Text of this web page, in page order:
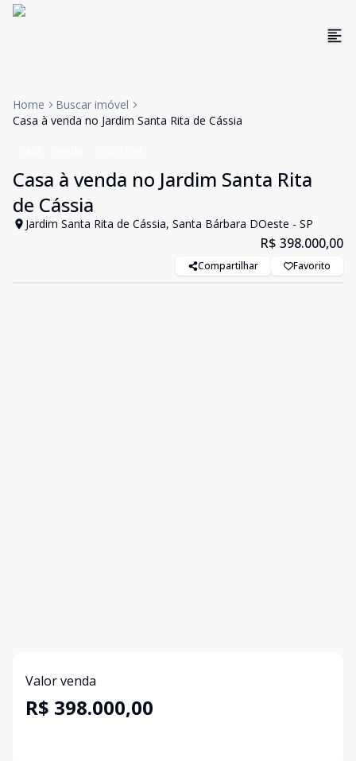
Home
Buscar imóvel
Casa à venda no Jardim Santa Rita de Cássia
Casa à venda no Jardim Santa Rita
de Cássia
Jardim Santa Rita de Cássia, Santa Bárbara DOeste - SP
R$ 398.000,00
Compartilhar Favorito
Valor venda
R$ 398.000,00